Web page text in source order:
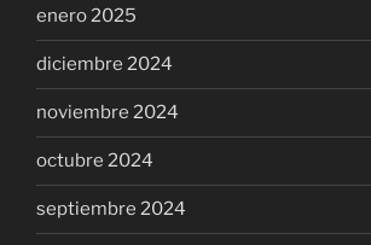
enero 2025
diciembre 2024
noviembre 2024
octubre 2024
septiembre 2024